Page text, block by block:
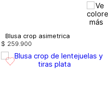
Blusa crop asimetrica
$ 259 900